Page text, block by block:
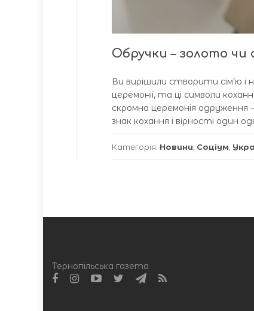
Обручки – золото чи
Ви вирішили створити сім’ю і
церемонії, та ці символи
скромна церемонія одруження
знак кохання і вірності один
Категорія: Новини Соціум
Тернопільська газета